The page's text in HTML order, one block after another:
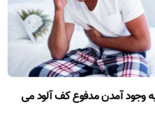
وجود آمدن مدفوع کف آلود می